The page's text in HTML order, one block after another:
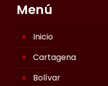
Menú
Inicio
Cartagena
Bolívar